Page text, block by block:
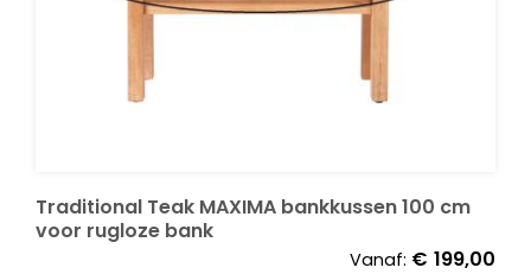
Traditional Teak MAXIMA bankkussen 100 cm
voor rugloze bank
Vanaf: € 199,00